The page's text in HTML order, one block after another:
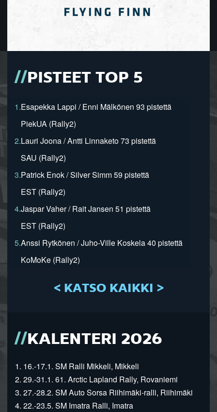
PISTEET TOP 5
1.Esapekka Lappi / Enni Mälkönen 93 pistettä
PiekUA (Rally2)
2.Lauri Joona / Antti Linnaketo 73 pistettä
SAU (Rally2)
3.Patrick Enok / Silver Simm 59 pistettä
EST (Rally2)
4.Jaspar Vaher / Rait Jansen 51 pistettä
EST (Rally2)
5.Anssi Rytkönen / Juho-Ville Koskela 40 pistettä
KoMoKe (Rally2)
< KATSO KAIKKI >
KALENTERI 2026
1. 16.-17.1. SM Ralli Mikkeli, Mikkeli
2. 29.-31.1. 61. Arctic Lapland Rally, Rovaniemi
3. 27.-28.2. SM Auto Sorsa Riihimäki-ralli, Riihimäki
4. 22.-23.5. SM Imatra Ralli, Imatra